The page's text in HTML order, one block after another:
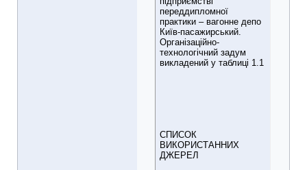
переддипломної
практики – вагонне депо
Київ-пасажирський.
Організаційно-
технологічний задум
викладений у таблиці 1.1
СПИСОК
ВИКОРИСТАННИХ
ДЖЕРЕЛ